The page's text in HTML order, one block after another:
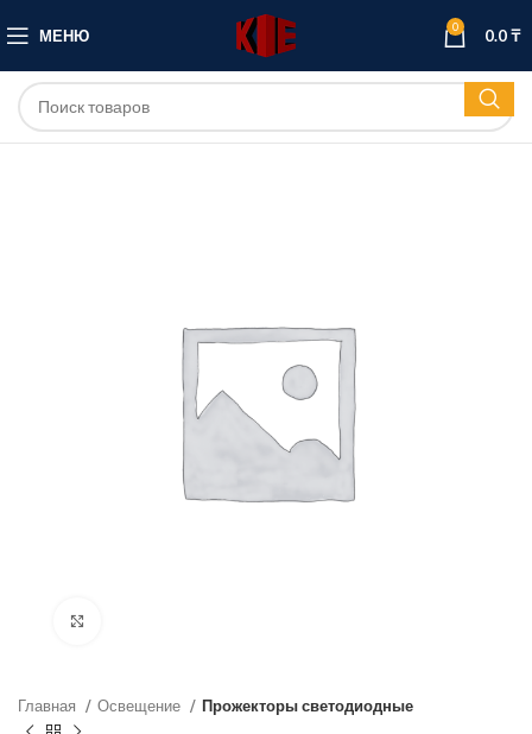
МЕНЮ 0 0.0₸
Главная Освещение Прожекторы светодиодные